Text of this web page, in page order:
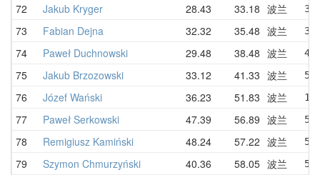
72 Jakub Kryger 28.43 33.18 波兰
73 Fabian Dejna 32.32 35.48 波兰
74 Paweł Duchnowski 29.48 38.48 波兰
75 Jakub Brzozowski 33.12 41.33 波兰
76 Józef Wański 36.23 51.83 波兰
77 Paweł Serkowski 47.39 56.89 波兰
78 Remigiusz Kamiński 48.24 57.22 波兰
79 Szymon Chmurzyński 40.36 58.05 波兰